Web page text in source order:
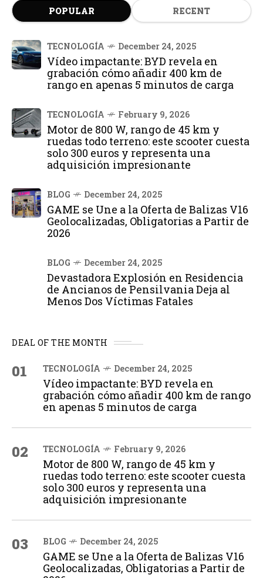
POPULAR RECENT
TECNOLOGÍA December 24, 2025
Vídeo impactante: BYD revela en
grabación cómo añadir 400 km de
rango en apenas 5 minutos de carga
TECNOLOGÍA February 9, 2026
Motor de 800 W, rango de 45 km y
ruedas todo terreno: este scooter cuesta
solo 300 euros y representa una
adquisición impresionante
BLOG December 24, 2025
GAME se Une a la Oferta de Balizas V16
Geolocalizadas, Obligatorias a Partir de
2026
BLOG December 24, 2025
Devastadora Explosión en Residencia
de Ancianos de Pensilvania Deja al
Menos Dos Víctimas Fatales
DEAL OF THE MONTH
01 TECNOLOGÍA December 24, 2025
Vídeo impactante: BYD revela en
grabación cómo añadir 400 km de rango
en apenas 5 minutos de carga
02 TECNOLOGÍA February 9, 2026
Motor de 800 W, rango de 45 km y
ruedas todo terreno: este scooter cuesta
solo 300 euros y representa una
adquisición impresionante
03 BLOG December 24, 2025
GAME se Une a la Oferta de Balizas V16
Geolocalizadas, Obligatorias a Partir de